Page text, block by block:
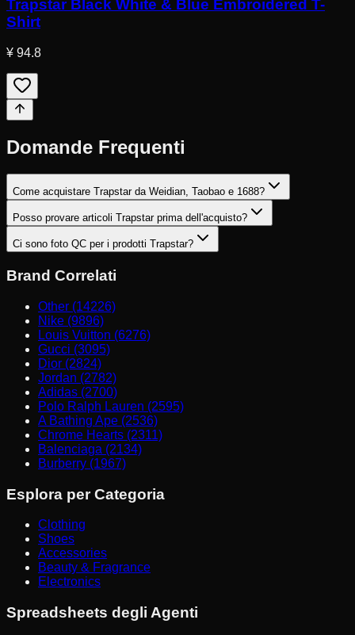
Trapstar Black White & Blue Embroidered T-
Shirt
¥ 94.8
Domande Frequenti
Come acquistare Trapstar da Weidian, Taobao e 1688?
Posso provare articoli Trapstar prima dell'acquisto?
Ci sono foto QC per i prodotti Trapstar?
Brand Correlati
Other (14226)
Nike (9896)
Louis Vuitton (6276)
Gucci (3095)
Dior (2824)
Jordan (2782)
Adidas (2700)
Polo Ralph Lauren (2595)
A Bathing Ape (2536)
Chrome Hearts (2311)
Balenciaga (2134)
Burberry (1967)
Esplora per Categoria
Clothing
Shoes
Accessories
Beauty & Fragrance
Electronics
Spreadsheets degli Agenti